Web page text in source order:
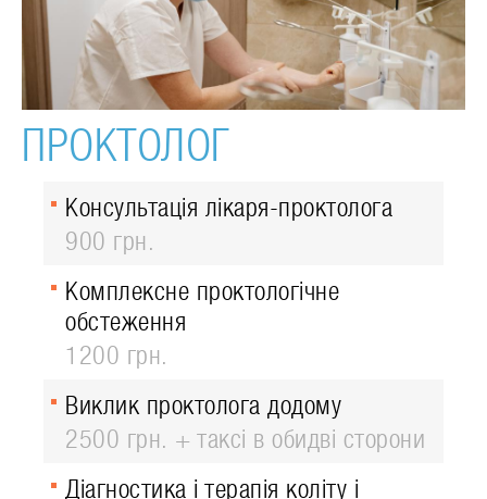
ПРОКТОЛОГ
Консультація лікаря-проктолога
900 грн.
Комплексне проктологічне
обстеження
1200 грн.
Виклик проктолога додому
2500 грн. + таксі в обидві сторони
Діагностика і терапія коліту і